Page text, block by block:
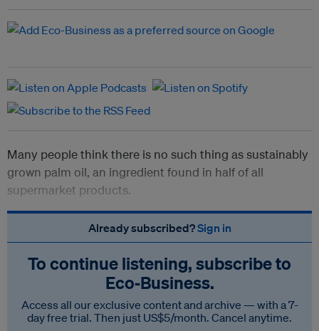
Many people think there is no such thing as sustainably
grown palm oil, an ingredient found in half of all
supermarket products.
Already subscribed?Sign in
To continue listening, subscribe to
Eco‑Business.
Access all our exclusive content and archive — with a 7-
day free trial. Then just US$5/month. Cancel anytime.